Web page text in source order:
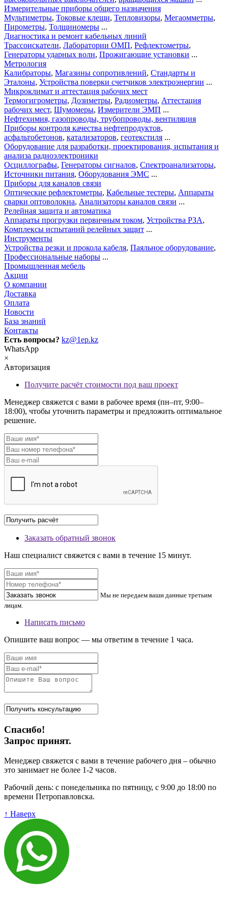
Измерительные приборы общего назначения
Мультиметры, Токовые клещи, Тепловизоры, Мегаомметры,
Пирометры, Толщиномеры ...
Диагностика и ремонт кабельных линий
Трассоискатели, Лаборатории ОМП, Рефлектометры,
Генераторы ударных волн, Прожигающие установки ...
Метрология
Калибраторы, Магазины сопротивлений, Стандарты и
Эталоны, Устройства поверки счетчиков электроэнергии ...
Микроклимат и аттестация рабочих мест
Термогигрометры, Дозиметры, Радиометры, Аттестация
рабочих мест, Шумомеры, Измерители ЭМП ...
Нефтехимия, газопроводы, трубопроводы, вентиляция
Приборы контроля качества нефтепродуктов,
асфальтобетонов, катализаторов, геотекстиля ...
Оборудование для разработки, проектирования, испытания и
анализа радиоэлектроники
Осциллографы, Генераторы сигналов, Спектроанализаторы,
Источники питания, Оборудования ЭМС ...
Приборы для каналов связи
Оптические рефлектометры, Кабельные тестеры, Аппараты
сварки оптоволокна, Анализаторы каналов связи ...
Релейная защита и автоматика
Аппараты прогрузки первичным током, Устройства РЗА,
Комплексы испытаний релейных защит ...
Инструменты
Устройства резки и прокола кабеля, Паяльное оборудование,
Профессиональные наборы ...
Промышленная мебель
Акции
О компании
Доставка
Оплата
Новости
База знаний
Контакты
Есть вопросы? kz@1ep.kz
WhatsApp
×
Авторизация
Получите расчёт стоимости под ваш проект
Менеджер свяжется с вами в рабочее время (пн–пт, 9:00–
18:00), чтобы уточнить параметры и предложить оптимальное
решение.
Заказать обратный звонок
Наш специалист свяжется с вами в течение 15 минут.
Мы не передаем ваши данные третьим
лицам.
Написать письмо
Опишите ваш вопрос — мы ответим в течение 1 часа.
Спасибо!
Запрос принят.
Менеджер свяжется с вами в течение рабочего дня – обычно
это занимает не более 1-2 часов.
Рабочий день: с понедельника по пятницу, с 9:00 до 18:00 по
времени Петропавловска.
↑ Наверх